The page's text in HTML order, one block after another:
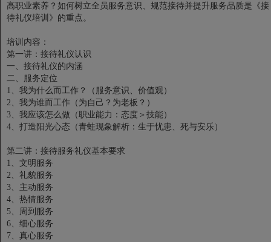
高职业素养？如何树立全员服务意识、规范接待并提升服务品质是《接
待礼仪培训》的重点。
培训内容：
第一讲：接待礼仪认识
一、接待礼仪的内涵
二、服务定位
1、我为什么而工作？（服务意识、价值观）
2、我为谁而工作（为自己？为老板？）
3、我应该怎么做（职业能力：态度＞技能）
4、打造阳光心态（青蛙现象解析：生于忧患、死与安乐）
第二讲：接待服务礼仪基本要求
1、文明服务
2、礼貌服务
3、主动服务
4、热情服务
5、周到服务
6、细心服务
7、真心服务